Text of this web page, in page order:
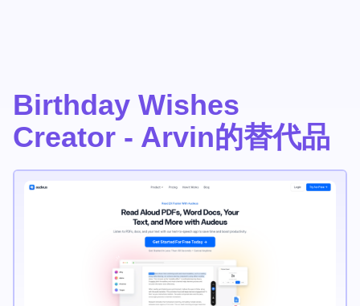
Birthday Wishes
Creator - Arvin的替代品